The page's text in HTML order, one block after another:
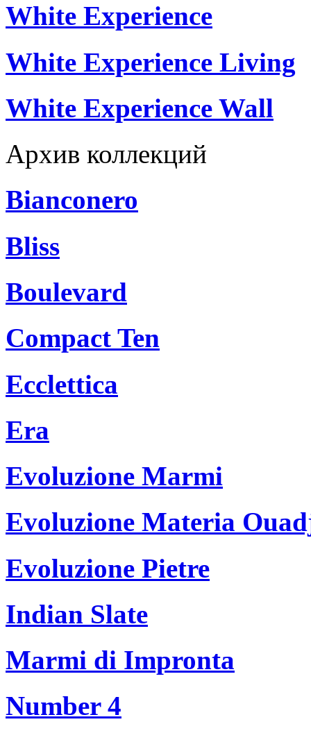
White Experience
White Experience Living
White Experience Wall
Архив коллекций
Bianconero
Bliss
Boulevard
Compact Ten
Ecclettica
Era
Evoluzione Marmi
Evoluzione Materia
Evoluzione Pietre
Indian Slate
Marmi di Impronta
Number 4